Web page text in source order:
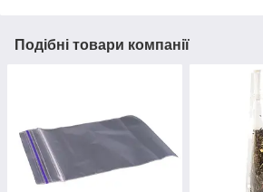
Подібні товари компанії